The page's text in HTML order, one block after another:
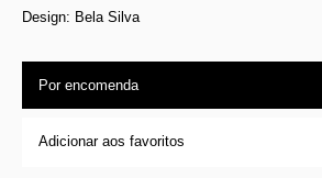
Design: Bela Silva
Por encomenda
Adicionar aos favoritos